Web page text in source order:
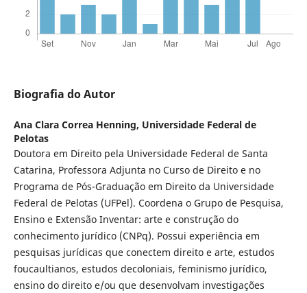
Biografia do Autor
Ana Clara Correa Henning, Universidade Federal de
Pelotas
Doutora em Direito pela Universidade Federal de Santa
Catarina, Professora Adjunta no Curso de Direito e no
Programa de Pós-Graduação em Direito da Universidade
Federal de Pelotas (UFPel). Coordena o Grupo de Pesquisa,
Ensino e Extensão Inventar: arte e construção do
conhecimento jurídico (CNPq). Possui experiência em
pesquisas jurídicas que conectem direito e arte, estudos
foucaultianos, estudos decoloniais, feminismo jurídico,
ensino do direito e/ou que desenvolvam investigações